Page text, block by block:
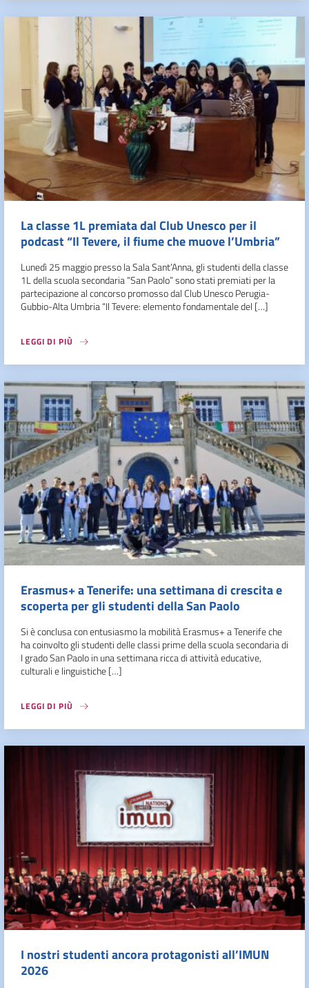
La classe 1L premiata dal Club Unesco per il
podcast “Il Tevere, il fiume che muove l’Umbria”
Lunedì 25 maggio presso la Sala Sant’Anna, gli studenti della classe
1L della scuola secondaria “San Paolo” sono stati premiati per la
partecipazione al concorso promosso dal Club Unesco Perugia-
Gubbio-Alta Umbria “Il Tevere: elemento fondamentale del […]
LEGGI DI PIÙ
Erasmus+ a Tenerife: una settimana di crescita e
scoperta per gli studenti della San Paolo
Si è conclusa con entusiasmo la mobilità Erasmus+ a Tenerife che
ha coinvolto gli studenti delle classi prime della scuola secondaria di
I grado San Paolo in una settimana ricca di attività educative,
culturali e linguistiche […]
LEGGI DI PIÙ
I nostri studenti ancora protagonisti all’IMUN
2026